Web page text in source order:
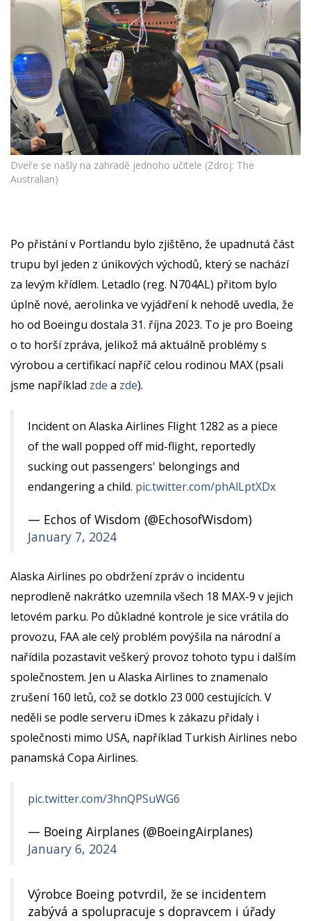
Dveře se našly na zahradě jednoho učitele (Zdroj: The
Australian)
Po přistání v Portlandu bylo zjištěno, že upadnutá část
trupu byl jeden z únikových východů, který se nachází
za levým křídlem. Letadlo (reg. N704AL) přitom bylo
úplně nové, aerolinka ve vyjádření k nehodě uvedla, že
ho od Boeingu dostala 31. října 2023. To je pro Boeing
o to horší zpráva, jelikož má aktuálně problémy s
výrobou a certifikací napříč celou rodinou MAX (psali
jsme například zde a zde).
Incident on Alaska Airlines Flight 1282 as a piece
of the wall popped off mid-flight, reportedly
sucking out passengers' belongings and
endangering a child. pic.twitter.com/phAlLptXDx
— Echos of Wisdom (@EchosofWisdom)
January 7, 2024
Alaska Airlines po obdržení zpráv o incidentu
neprodleně nakrátko uzemnila všech 18 MAX-9 v jejich
letovém parku. Po důkladné kontrole je sice vrátila do
provozu, FAA ale celý problém povýšila na národní a
nařídila pozastavit veškerý provoz tohoto typu i dalším
společnostem. Jen u Alaska Airlines to znamenalo
zrušení 160 letů, což se dotklo 23 000 cestujících. V
neděli se podle serveru iDmes k zákazu přidaly i
společnosti mimo USA, například Turkish Airlines nebo
panamská Copa Airlines.
pic.twitter.com/3hnQPSuWG6
— Boeing Airplanes (@BoeingAirplanes)
January 6, 2024
Výrobce Boeing potvrdil, že se incidentem
zabývá a spolupracuje s dopravcem i úřady